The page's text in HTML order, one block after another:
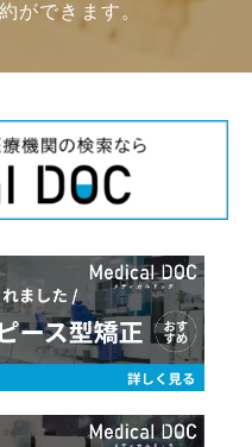
ができます。